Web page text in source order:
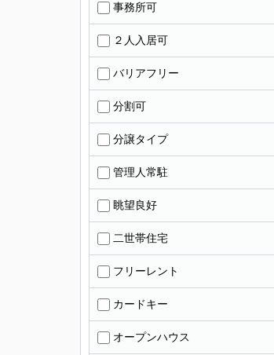
事務所可
２人入居可
バリアフリー
分割可
分譲タイプ
管理人常駐
眺望良好
二世帯住宅
フリーレント
カードキー
オープンハウス